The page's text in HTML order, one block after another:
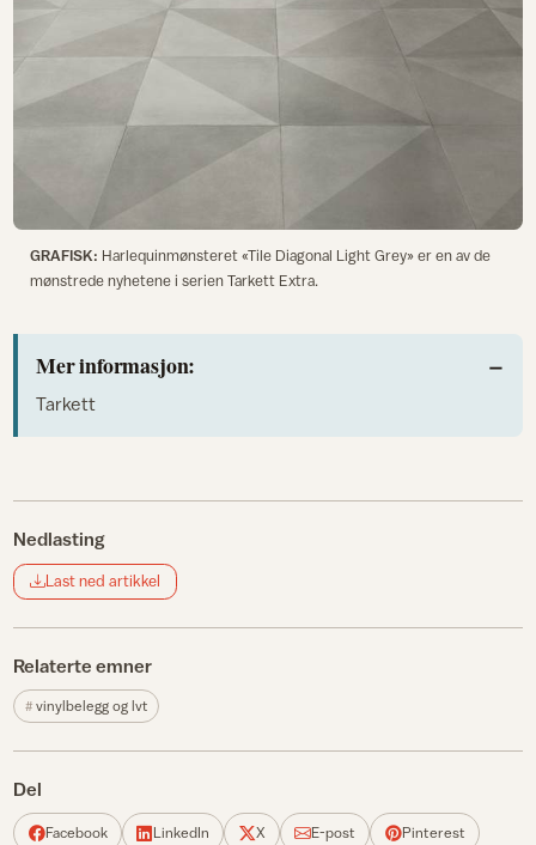
GRAFISK: Harlequinmønsteret «Tile Diagonal Light Grey» er en av de
mønstrede nyhetene i serien Tarkett Extra.
Mer informasjon:
Tarkett
Nedlasting
Last ned artikkel
Relaterte emner
vinylbelegg og lvt
Del
Facebook LinkedIn X E-post Pinterest